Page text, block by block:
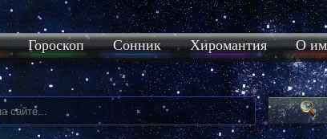
Гороскоп Сонник Хиромантия О